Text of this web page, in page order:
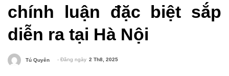
chính luận đặc biệt sắp
diễn ra tại Hà Nội
Tú Quyên - Đăng ngày 2 Th8, 2025